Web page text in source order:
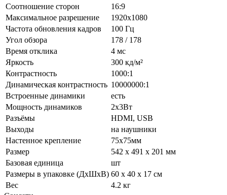
Соотношение сторон
16:9
Максимальное разрешение
1920x1080
Частота обновления кадров
100 Гц
Угол обзора
178 / 178
Время отклика
4 мс
Яркость
300 кд/м²
Контрастность
1000:1
Динамическая контрастность 10000000:1
Встроенные динамики
есть
Мощность динамиков
2x3Вт
Разъёмы
HDMI, USB
Выходы
на наушники
Настенное крепление
75x75мм
Размер
542 x 491 x 201 мм
Базовая единица
шт
Размеры в упаковке (ДхШхВ) 60 x 40 x 17 см
Вес
4.2 кг